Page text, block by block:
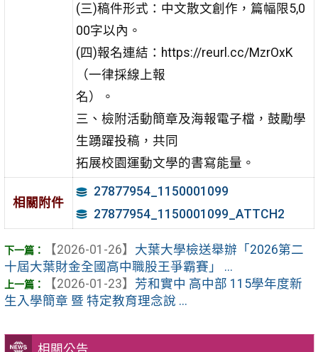
相關公告
(三)稿件形式：中文散文創作，篇幅限5,0
00字以內。
(四)報名連結：https://reurl.cc/MzrOxK
（一律採線上報
名）。
三、檢附活動簡章及海報電子檔，鼓勵學
生踴躍投稿，共同
拓展校園運動文學的書寫能量。
相關附件
27877954_1150001099
27877954_1150001099_ATTCH2
【2026-01-26】 大葉大學檢送舉辦「2026第二
十屆大葉財金全國高中職股王爭霸賽」 ...
【2026-01-23】 芳和實中 高中部 115學年度新
生入學簡章 暨 特定教育理念說 ...